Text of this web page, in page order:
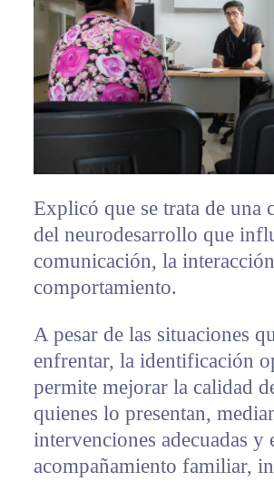
Explicó que se trata de una
del neurodesarrollo que
comunicación, la
comportamiento.
A pesar de las situaciones
enfrentar, la identificación
permite mejorar la calidad
quienes lo presentan,
intervenciones adecuadas y
acompañamiento familiar,